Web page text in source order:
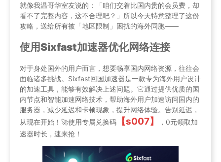
就像我温哥华室友说的：「咱们交着比国内贵的会员费，却
看不了完整内容，这不合理吧？」所以今天特意整理了这份
攻略，送给所有被「地区限制」困扰的海外同胞——
使用Sixfast加速器优化网络连接
对于身处国外的用户而言，想要畅享国内网络资源，往往会
面临诸多挑战。Sixfast回国加速器是一款专为海外用户设计
的加速工具，能够有效解决上述问题。它通过提供优质的国
内节点和智能加速网络技术，帮助海外用户加速访问国内的
服务器，减少延迟和卡顿现象，提升网络体验。告别延迟，
从现在开始！🚀使用专属兑换码
【s007】
，0元领取加
速器时长，速来抢！